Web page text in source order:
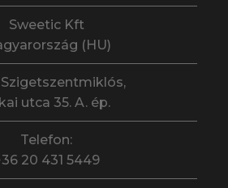
Sweetic Kft
(HU)
Szigetszentmiklós,
utca 35. A. ép.
Telefon:
20 431 5449